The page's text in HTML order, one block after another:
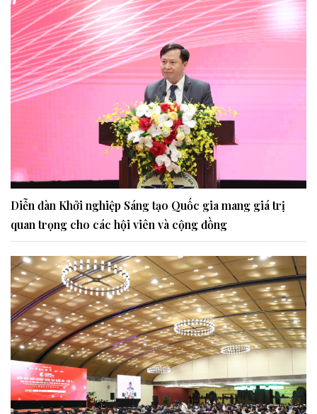
Diễn đàn Khởi nghiệp Sáng tạo Quốc gia mang giá trị
quan trọng cho các hội viên và cộng đồng